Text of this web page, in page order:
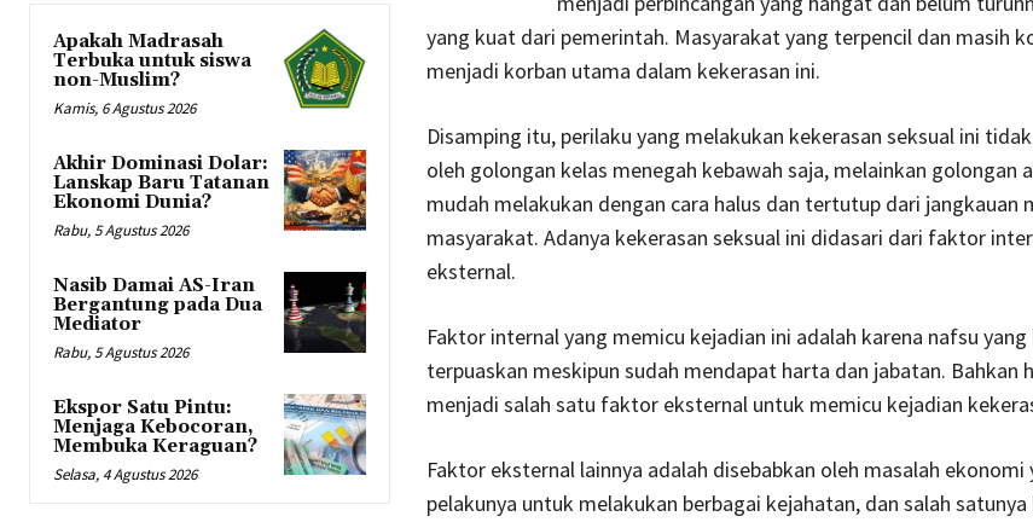
Apakah Madrasah
Terbuka untuk siswa
non-Muslim?
Kamis, 6 Agustus 2026
Akhir Dominasi Dolar:
Lanskap Baru Tatanan
Ekonomi Dunia?
Rabu, 5 Agustus 2026
Nasib Damai AS-Iran
Bergantung pada Dua
Mediator
Rabu, 5 Agustus 2026
Ekspor Satu Pintu:
Menjaga Kebocoran,
Membuka Keraguan?
Selasa, 4 Agustus 2026
yang kuat dari pemerintah. Masyarakat yang terpencil dan masih
menjadi korban utama dalam kekerasan ini.
Disamping itu, perilaku yang melakukan kekerasan seksual ini
oleh golongan kelas menegah kebawah saja, melainkan golongan
mudah melakukan dengan cara halus dan tertutup dari jangkauan
masyarakat. Adanya kekerasan seksual ini didasari dari faktor
eksternal.
Faktor internal yang memicu kejadian ini adalah karena nafsu yang
terpuaskan meskipun sudah mendapat harta dan jabatan. Bahkan
menjadi salah satu faktor eksternal untuk memicu kejadian
Faktor eksternal lainnya adalah disebabkan oleh masalah ekonomi
pelakunya untuk melakukan berbagai kejahatan, dan salah satunya